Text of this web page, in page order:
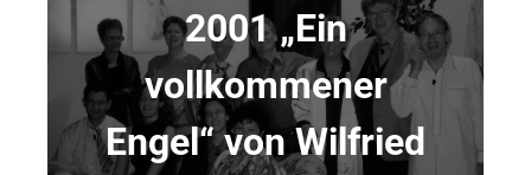
2001 „Ein
vollkommener
Engel“ von Wilfried